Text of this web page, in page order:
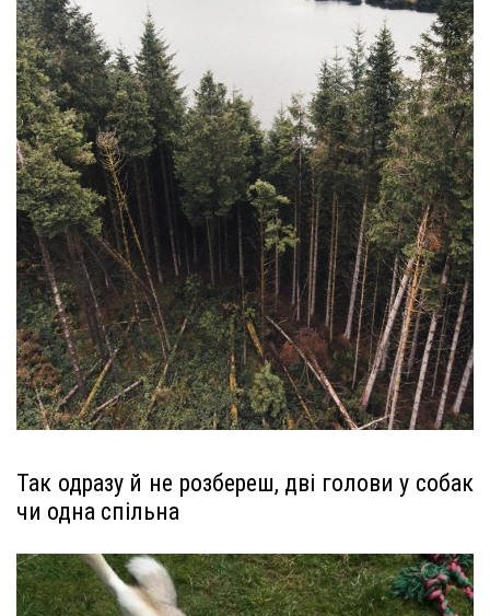
Так одразу й не розбереш, дві голови у собак
чи одна спільна